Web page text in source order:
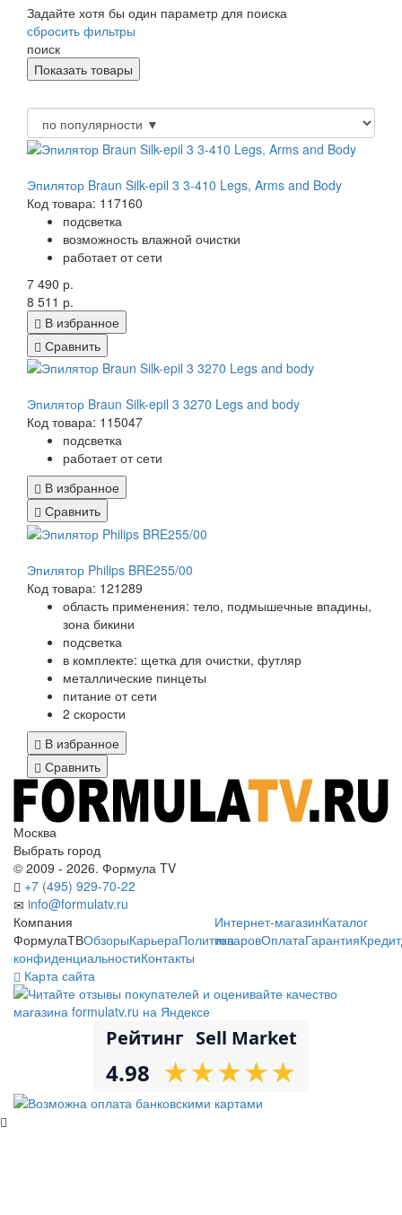
Задайте хотя бы один параметр для поиска
сбросить фильтры
поиск
Эпилятор Braun Silk-epil 3 3-410 Legs, Arms and Body
Код товара: 117160
подсветка
возможность влажной очистки
работает от сети
7 490 р.
8 511 р.
В избранное
Сравнить
Эпилятор Braun Silk-epil 3 3270 Legs and body
Код товара: 115047
подсветка
работает от сети
В избранное
Сравнить
Эпилятор Philips BRE255/00
Код товара: 121289
область применения: тело, подмышечные впадины,
зона бикини
подсветка
в комплекте: щетка для очистки, футляр
металлические пинцеты
питание от сети
2 скорости
В избранное
Сравнить
Москва
Выбрать город
© 2009 - 2026. Формула TV
+7 (495) 929-70-22
info@formulatv.ru
Компания
ФормулаТВОбзорыКарьераПолитика
конфиденциальностиКонтакты
Интернет-магазинКаталог
товаровОплатаГарантияКредит
Карта сайта
Рейтинг Sell Market
4.98 ★
★★
★★
★★
★★
★